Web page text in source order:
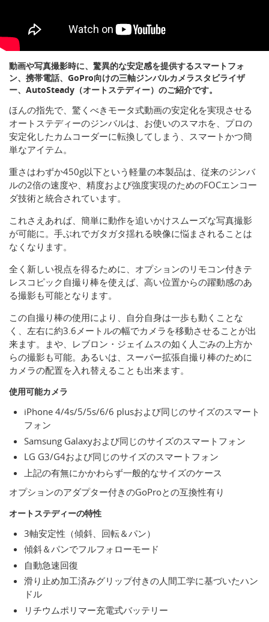
動画や写真撮影時に、驚異的な安定感を提供するスマートフォ
ン、携帯電話、GoPro向けの三軸ジンバルカメラスタビライザ
ー、AutoSteady（オートステディー）のご紹介です。
ほんの指先で、驚くべきモータ式動画の安定化を実現させる
オートステディーのジンバルは、お使いのスマホを、プロの
安定化したカムコーダーに転換してしまう、スマートかつ簡
単なアイテム。
重さはわずか450g以下という軽量の本製品は、従来のジンバ
ルの2倍の速度や、精度および強度実現のためのFOCエンコー
ダ技術と統合されています。
これさえあれば、簡単に動作を追いかけスムーズな写真撮影
が可能に。手ぶれでガタガタ揺れる映像に悩まされることは
なくなります。
全く新しい視点を得るために、オプションのリモコン付きテ
レスコピック自撮り棒を使えば、高い位置からの躍動感のあ
る撮影も可能となります。
この自撮り棒の使用により、自分自身は一歩も動くことな
く、左右に約3.6メートルの幅でカメラを移動させることが出
来ます。まや、レブロン・ジェイムスの如く人ごみの上方か
らの撮影も可能。あるいは、スーパー拡張自撮り棒のために
カメラの配置を入れ替えることも出来ます。
使用可能カメラ
iPhone 4/4s/5/5s/6/6 plusおよび同じのサイズのスマート
フォン
Samsung Galaxyおよび同じのサイズのスマートフォン
LG G3/G4および同じのサイズのスマートフォン
上記の有無にかかわらず一般的なサイズのケース
オプションのアダプター付きのGoProとの互換性有り
オートステディーの特性
3軸安定性（傾斜、回転＆パン）
傾斜＆パンでフルフォローモード
自動急速回復
滑り止め加工済みグリップ付きの人間工学に基づいたハン
ドル
リチウムポリマー充電式バッテリー